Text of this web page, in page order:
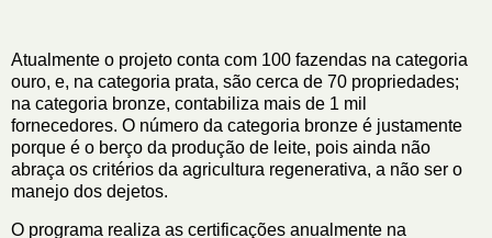
Atualmente o projeto conta com 100 fazendas na categoria
ouro, e, na categoria prata, são cerca de 70 propriedades;
na categoria bronze, contabiliza mais de 1 mil
fornecedores. O número da categoria bronze é justamente
porque é o berço da produção de leite, pois ainda não
abraça os critérios da agricultura regenerativa, a não ser o
manejo dos dejetos.
O programa realiza as certificações anualmente na